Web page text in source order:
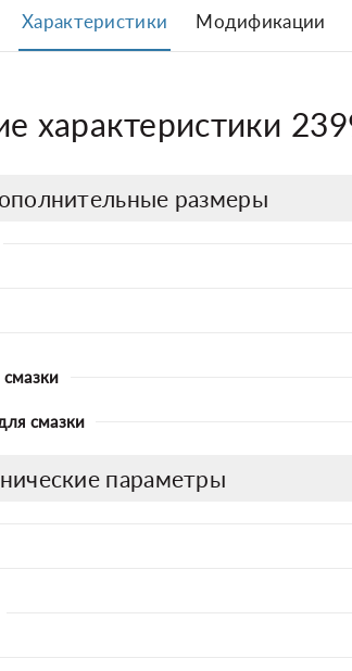
Характеристики Модификации
характеристики
размеры
смазки
параметры